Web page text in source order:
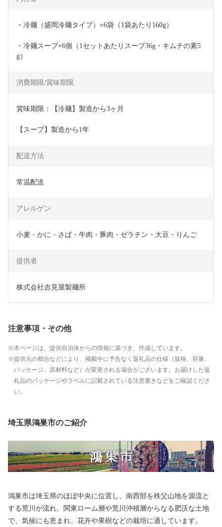
・冷麺（盛岡冷麺タイプ）×6袋（1袋あたり160g）
・冷麺スープ×6個（1セットあたりスープ36g・キムチの素5
g）
消費期限/賞味期限
賞味期限：【冷麺】製造から3ヶ月
【スープ】製造から1年
配送方法
常温配送
アレルゲン
小麦・かに・さば・牛肉・豚肉・ゼラチン・大豆・りんご
提供者
株式会社吉見屋製麺所
注意事項・その他
本ページは、提供自治体からの情報に基づき、作成しています。
提供元の都合などにより、掲載中に予告なく返礼品の仕様（規格、容量、
パッケージ、原材料など）が変更される場合がございます。お届けした返
礼品のパッケージやラベルに記載されている注意書きなどをご確認くださ
い。
埼玉県鴻巣市のご紹介
鴻巣市は埼玉県のほぼ中央に位置し、南西部を秩父山地を源流と
する荒川が流れ、関東ローム層や荒川沖積層からなる肥沃な土地
で、気候にも恵まれ、花卉や果樹などの栽培に適しています。